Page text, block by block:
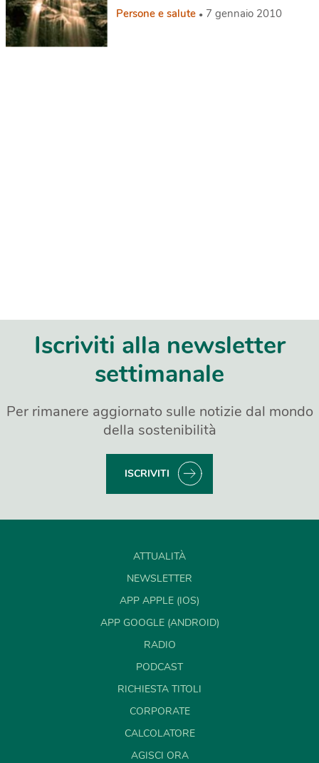
Persone e salute 7 gennaio 2010
Iscriviti alla newsletter
settimanale
Per rimanere aggiornato sulle notizie dal mondo
della sostenibilità
ISCRIVITI
ATTUALITÀ
NEWSLETTER
APP APPLE (IOS)
APP GOOGLE (ANDROID)
RADIO
PODCAST
RICHIESTA TITOLI
CORPORATE
CALCOLATORE
AGISCI ORA